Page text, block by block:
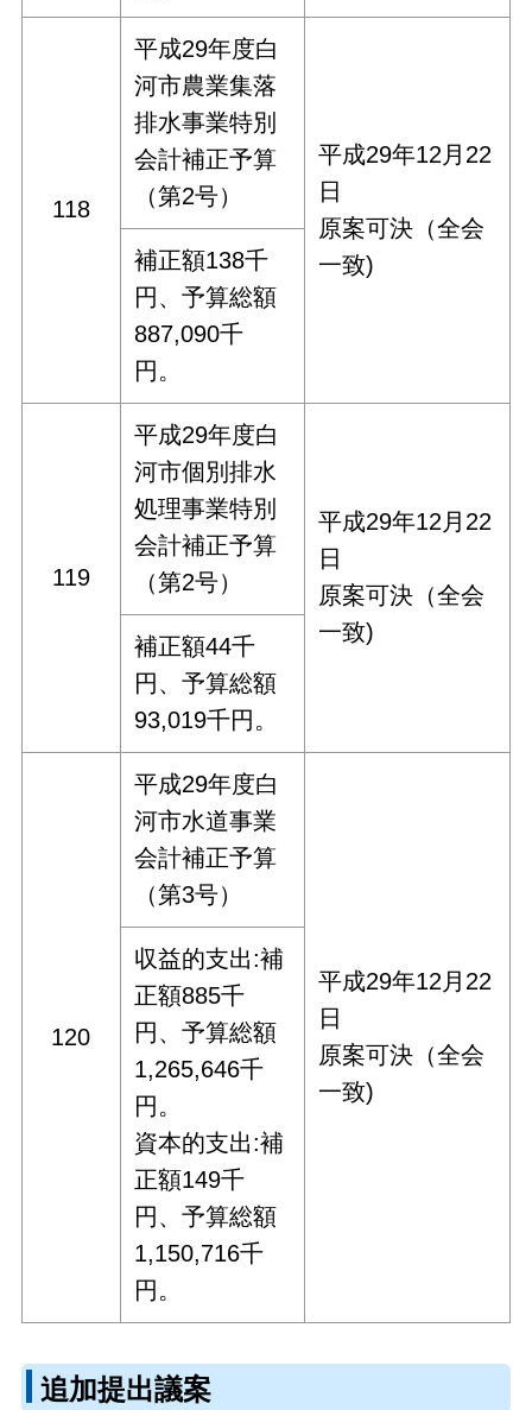
118
平成29年度白
河市農業集落
排水事業特別
会計補正予算
（第2号）
平成29年12月22
日
原案可決（全会
一致)
補正額138千
円、予算総額
887,090千
円。
119
平成29年度白
河市個別排水
処理事業特別
会計補正予算
（第2号）
平成29年12月22
日
原案可決（全会
一致)
補正額44千
円、予算総額
93,019千円。
120
平成29年度白
河市水道事業
会計補正予算
（第3号）
平成29年12月22
日
原案可決（全会
一致)
収益的支出:補
正額885千
円、予算総額
1,265,646千
円。
資本的支出:補
正額149千
円、予算総額
1,150,716千
円。
追加提出議案